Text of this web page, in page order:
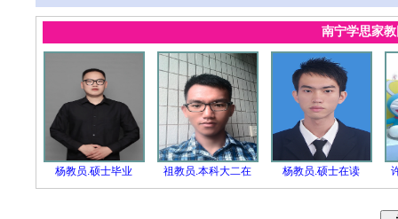
南宁学思家
杨教员.硕士毕业 祖教员.本科大二在 杨教员.硕士在读